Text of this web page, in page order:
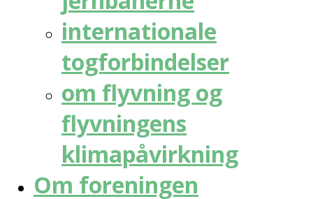
internationale
togforbindelser
om flyvning og
flyvningens
klimapåvirkning
Om foreningen